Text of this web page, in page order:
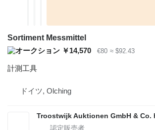
Sortiment Messmittel
￥14,570
€80 ≈ $92.43
計測工具
ドイツ, Olching
Troostwijk Auktionen GmbH & Co.